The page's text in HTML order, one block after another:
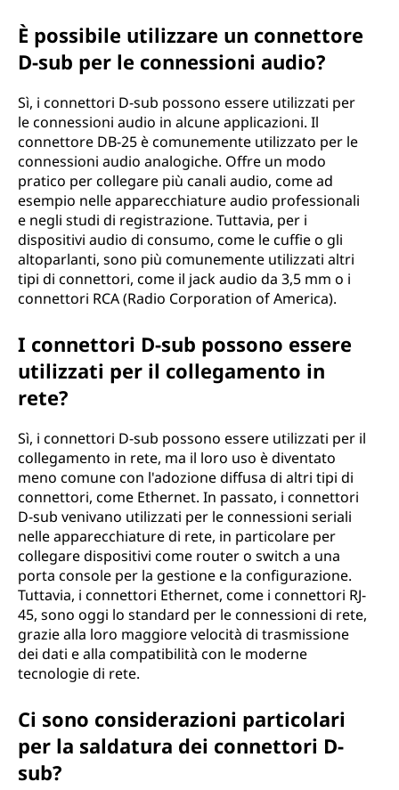
È possibile utilizzare un connettore
D-sub per le connessioni audio?
Sì, i connettori D-sub possono essere utilizzati per
le connessioni audio in alcune applicazioni. Il
connettore DB-25 è comunemente utilizzato per le
connessioni audio analogiche. Offre un modo
pratico per collegare più canali audio, come ad
esempio nelle apparecchiature audio professionali
e negli studi di registrazione. Tuttavia, per i
dispositivi audio di consumo, come le cuffie o gli
altoparlanti, sono più comunemente utilizzati altri
tipi di connettori, come il jack audio da 3,5 mm o i
connettori RCA (Radio Corporation of America).
I connettori D-sub possono essere
utilizzati per il collegamento in
rete?
Sì, i connettori D-sub possono essere utilizzati per il
collegamento in rete, ma il loro uso è diventato
meno comune con l'adozione diffusa di altri tipi di
connettori, come Ethernet. In passato, i connettori
D-sub venivano utilizzati per le connessioni seriali
nelle apparecchiature di rete, in particolare per
collegare dispositivi come router o switch a una
porta console per la gestione e la configurazione.
Tuttavia, i connettori Ethernet, come i connettori RJ-
45, sono oggi lo standard per le connessioni di rete,
grazie alla loro maggiore velocità di trasmissione
dei dati e alla compatibilità con le moderne
tecnologie di rete.
Ci sono considerazioni particolari
per la saldatura dei connettori D-
sub?